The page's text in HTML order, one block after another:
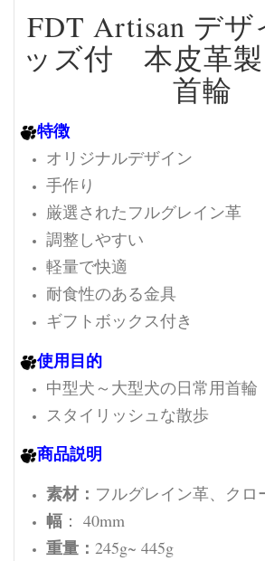
FDT Artisan デザ
ッズ付 本皮革
首輪
特徴
オリジナルデザイン
手作り
厳選されたフルグレイン革
調整しやすい
軽量で快適
耐食性のある金具
ギフトボックス付き
使用目的
中型犬～大型犬の日常用首輪
スタイリッシュな散歩
商品説明
素材： フルグレイン革、クロ
幅 ： 40mm
重量： 245g~ 445g